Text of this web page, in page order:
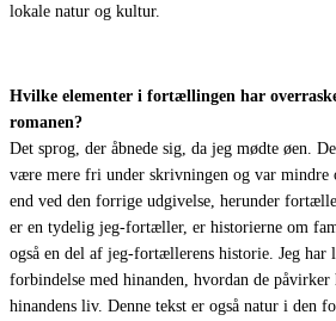
lokale natur og kultur.
Hvilke elementer i fortællingen har
romanen?
Det sprog, der åbnede sig, da jeg mødte øen.
være mere fri under skrivningen og var mindre
end ved den forrige udgivelse, herunder
er en tydelig jeg-fortæller, er historierne om
også en del af jeg-fortællerens historie. Jeg har
forbindelse med hinanden, hvordan de
hinandens liv. Denne tekst er også natur i den